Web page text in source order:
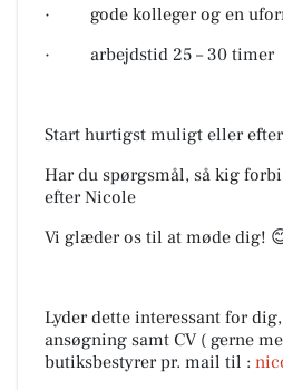
· gode kolleger og en
· arbejdstid 25 – 30 timer
Start hurtigst muligt eller
Har du spørgsmål, så kig
efter Nicole
Vi glæder os til at møde dig!
Lyder dette interessant for
ansøgning samt CV ( gerne
butiksbestyrer pr. mail til :